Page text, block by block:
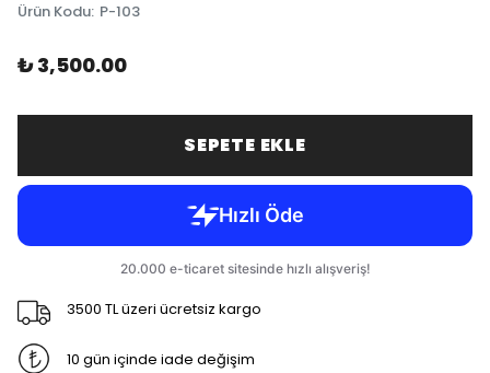
Ürün Kodu: P-103
₺ 3,500.00
SEPETE EKLE
3500 TL üzeri ücretsiz kargo
10 gün içinde iade değişim